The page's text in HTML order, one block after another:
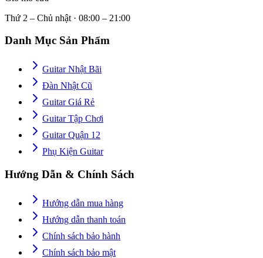
Thứ 2 – Chủ nhật · 08:00 – 21:00
Danh Mục Sản Phẩm
Guitar Nhật Bãi
Đàn Nhật Cũ
Guitar Giá Rẻ
Guitar Tập Chơi
Guitar Quận 12
Phụ Kiện Guitar
Hướng Dẫn & Chính Sách
Hướng dẫn mua hàng
Hướng dẫn thanh toán
Chính sách bảo hành
Chính sách bảo mật